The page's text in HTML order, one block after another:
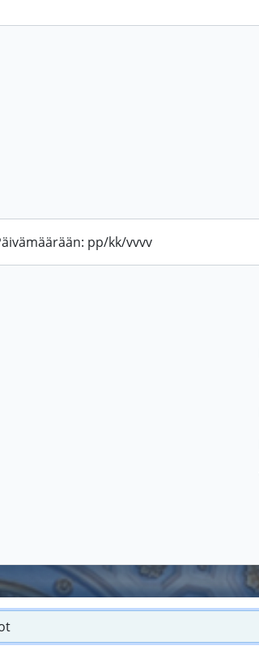
pp/kk/vvvv